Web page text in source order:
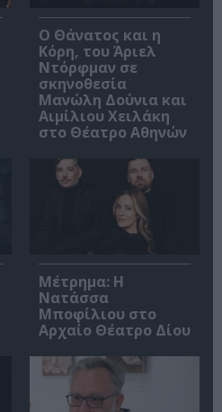
Ο Θάνατος και η
Κόρη, του Άριελ
Ντόρφμαν σε
σκηνοθεσία
Μανώλη Δούνια και
Αιμίλιου Χειλάκη
στο Θέατρο Αθηνών
Μέτρημα: Η
Νατάσσα
Μποφίλιου στο
Αρχαίο Θέατρο Δίου